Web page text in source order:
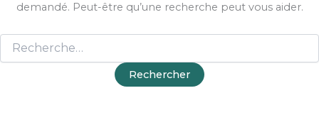
demandé. Peut-être qu’une recherche peut vous aider.